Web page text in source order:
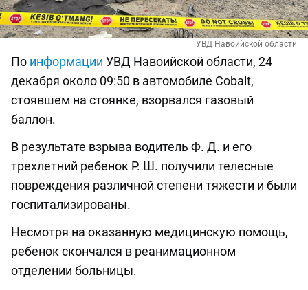
УВД Навоийской области
По информации УВД Навоийской области, 24
декабря около 09:50 в автомобиле Cobalt,
стоявшем на стоянке, взорвался газовый
баллон.
В результате взрыва водитель Ф. Д. и его
трехлетний ребенок Р. Ш. получили телесные
повреждения различной степени тяжести и были
госпитализированы.
Несмотря на оказанную медицинскую помощь,
ребенок скончался в реанимационном
отделении больницы.